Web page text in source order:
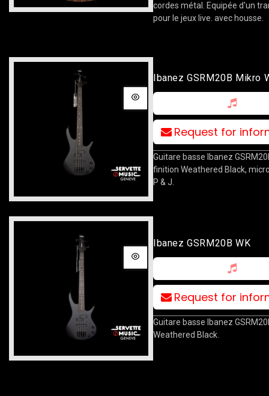
cordes métal. Equipée d'un
pour le jeux live. avec housse.
Ibanez GSRM20B Mikro
Request for
Guitare basse Ibanez
finition Weathered Black,
P & J.
Ibanez GSRM20B WK
Request for
Guitare basse Ibanez
Weathered Black.